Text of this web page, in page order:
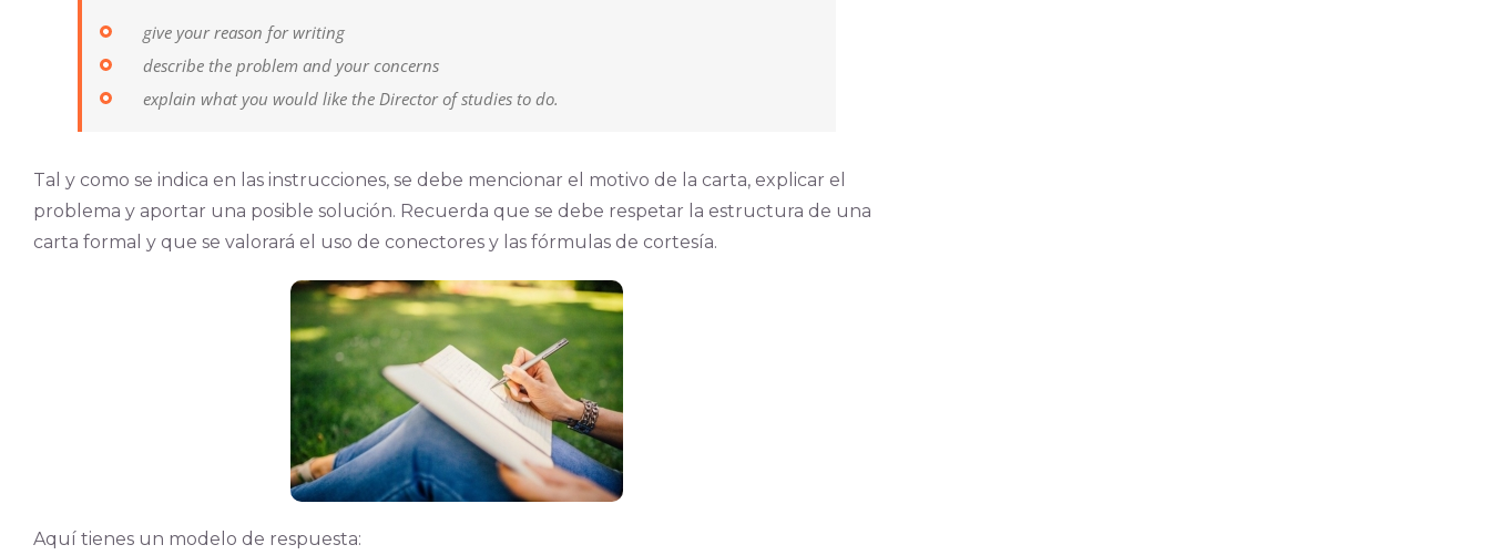
give your reason for writing
describe the problem and your concerns
explain what you would like the Director of studies to do.
Tal y como se indica en las instrucciones, se debe mencionar el motivo de la carta, explicar el
problema y aportar una posible solución. Recuerda que se debe respetar la estructura de una
carta formal y que se valorará el uso de conectores y las fórmulas de cortesía.
Aquí tienes un modelo de respuesta: